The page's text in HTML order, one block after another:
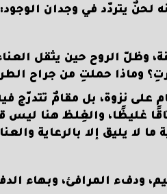
لحنٌ يتردّد في وجدان الوجود:
وظلّ الروح حين يثقل
وماذا حملتِ من جراح
نزوة، بل مقامٌ تتدرّج فيه
غليظًا، والغِلظ هنا ليس
لا يليق إلا بالرعاية
ودفء المرافئ، وبهاء